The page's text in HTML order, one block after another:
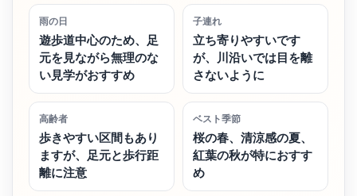
雨の日
遊歩道中心のため、足
元を見ながら無理のな
い見学がおすすめ
子連れ
立ち寄りやすいです
が、川沿いでは目を離
さないように
高齢者
歩きやすい区間もあり
ますが、足元と歩行距
離に注意
ベスト季節
桜の春、清涼感の夏、
紅葉の秋が特におすす
め